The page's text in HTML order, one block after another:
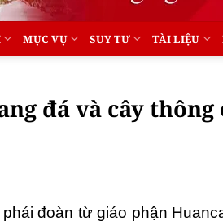
MỤC VỤ SUY TƯ TÀI LIỆU
đá và cây thông
đoàn từ giáo phận